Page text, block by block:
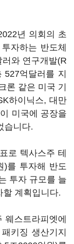
년 의회의 초
자하는 반도체
와 연구개발(R
억달러를 지
론 같은 미국 기
하이닉스, 대만
미국에 공장을
습니다.
로 텍사스주 테
)를 투자해 반도
투자 규모를 늘
할 계획입니다.
스트라피엣에
키징 생산기지